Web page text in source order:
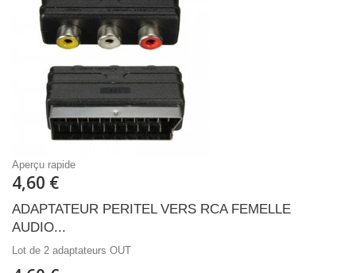
Aperçu rapide
4,60 €
ADAPTATEUR PERITEL VERS RCA FEMELLE
AUDIO...
Lot de 2 adaptateurs OUT